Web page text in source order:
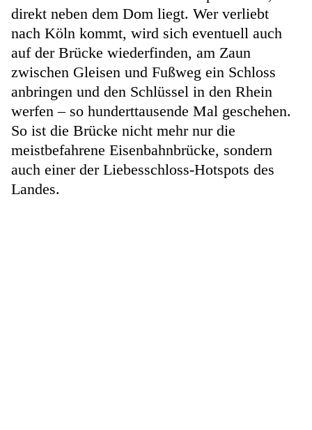
direkt neben dem Dom liegt. Wer verliebt
nach Köln kommt, wird sich eventuell auch
auf der Brücke wiederfinden, am Zaun
zwischen Gleisen und Fußweg ein Schloss
anbringen und den Schlüssel in den Rhein
werfen – so hunderttausende Mal geschehen.
So ist die Brücke nicht mehr nur die
meistbefahrene Eisenbahnbrücke, sondern
auch einer der Liebesschloss-Hotspots des
Landes.